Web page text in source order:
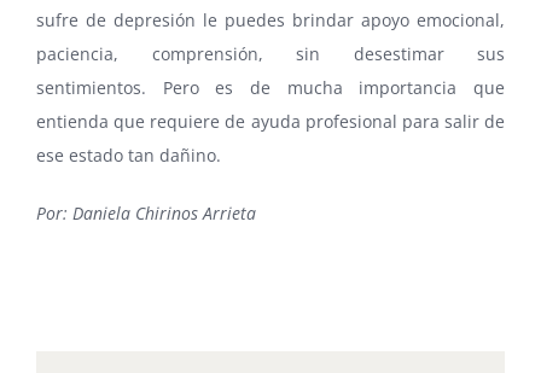
sufre de depresión le puedes brindar apoyo emocional,
paciencia, comprensión, sin desestimar sus
sentimientos. Pero es de mucha importancia que
entienda que requiere de ayuda profesional para salir de
ese estado tan dañino.
Por: Daniela Chirinos Arrieta